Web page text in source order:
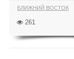
БЛИЖНИЙ ВОСТОК
261